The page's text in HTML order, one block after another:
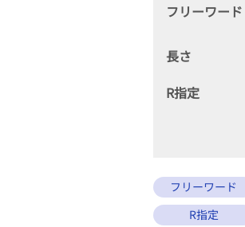
フリーワード
長さ
R指定
フリーワード
R指定